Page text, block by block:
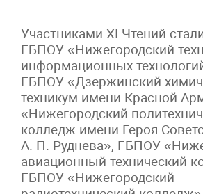
Участниками XI Чтений
ГБПОУ «Нижегородский
информационных
ГБПОУ «Дзержинский
техникум имени Красной
«Нижегородский
колледж имени Героя
А. П. Руднева», ГБПОУ
авиационный технический
ГБПОУ «Нижегородский